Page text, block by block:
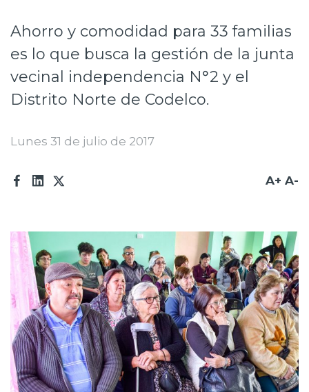
Innovación
Inversionistas
Prensa
Transparencia activa
Canales de denuncia
Acceso trabajadores/as
Ahorro y comodidad para 33 familias
es lo que busca la gestión de la junta
vecinal independencia N°2 y el
Distrito Norte de Codelco.
Lunes 31 de julio de 2017
A+ A-